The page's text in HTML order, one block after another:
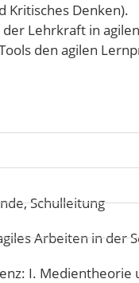
Kritisches Denken).
Lehrkraft in
den agilen
Schulleitung
Arbeiten in der
I. Medientheorie